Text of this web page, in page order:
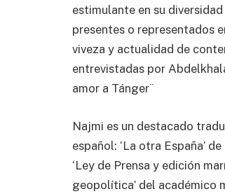
estimulante en su
presentes o representados
viveza y actualidad de
entrevistadas por
amor a Tánger¨
Najmi es un destacado
español: ‘La otra España’
‘Ley de Prensa y edición
geopolítica’ del académico